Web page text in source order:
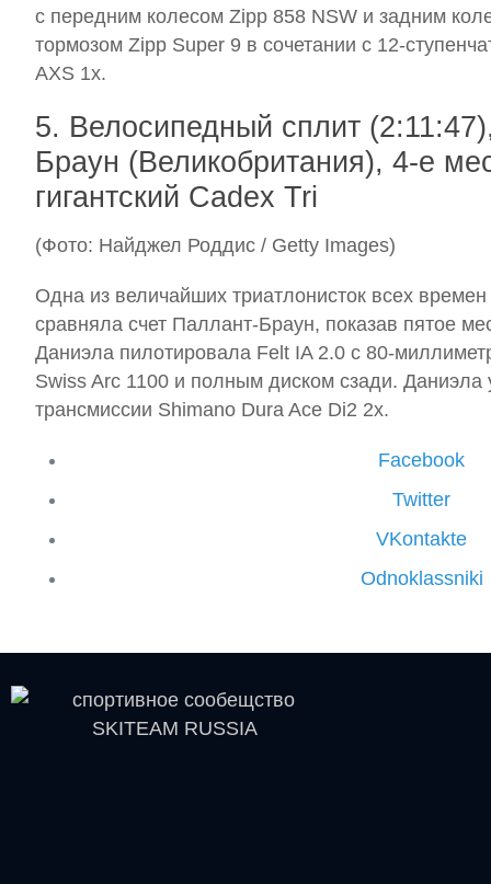
с передним колесом Zipp 858 NSW и задним
тормозом Zipp Super 9 в сочетании с 12-
AXS 1x.
5. Велосипедный сплит
Браун (Великобритания), 4-е
гигантский Cadex Tri
(Фото: Найджел Роддис / Getty Images)
Одна из величайших триатлонисток всех
сравняла счет Паллант-Браун, показав пятое
Даниэла пилотировала Felt IA 2.0 с 80-
Swiss Arc 1100 и полным диском сзади. Даниэла
трансмиссии Shimano Dura Ace Di2 2x.
Facebook
Twitter
VKontakte
Odnoklassniki